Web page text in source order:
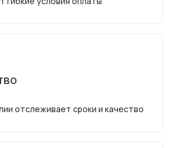
отслеживает сроки и качество